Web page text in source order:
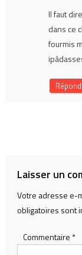
Il faut
dans ce
fourmis
Laisser un
Votre adresse e-
obligatoires sont
Commentaire *